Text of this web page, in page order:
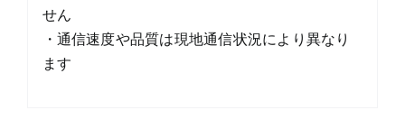
せん
・通信速度や品質は現地通信状況により異なり
ます